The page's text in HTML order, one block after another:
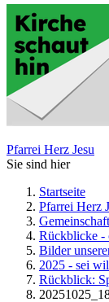
Pfarrei Herz Jesu
Sie sind hier
Startseite
Pfarrei Herz
Rückblicke -
Bilder
2025 - sei
Rückblick: